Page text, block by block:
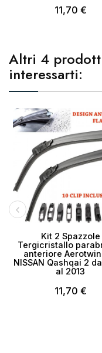
11,70 €
Altri 4
interessarti:
Kit 2 Spazzole
Tergicristallo
anteriore
NISSAN Qashqai 2
al 2013
11,70 €